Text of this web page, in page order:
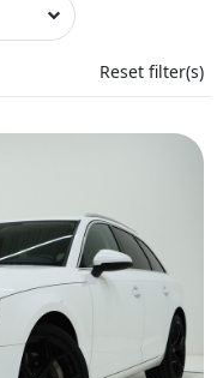
Reset filter(s)